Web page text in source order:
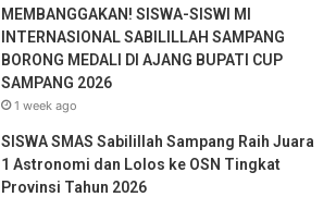
MEMBANGGAKAN! SISWA-SISWI MI
INTERNASIONAL SABILILLAH SAMPANG
BORONG MEDALI DI AJANG BUPATI CUP
SAMPANG 2026
1 week ago
SISWA SMAS Sabilillah Sampang Raih Juara
1 Astronomi dan Lolos ke OSN Tingkat
Provinsi Tahun 2026